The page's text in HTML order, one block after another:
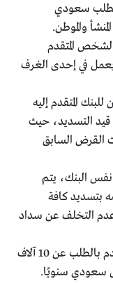
سعودي
والموطن.
المتقدم
في إحدى الغرف
المتقدم إليه
التسديد، حيث
القرض السابق
البنك، يتم
بتسديد كافة
وعدم التخلف عن سداد
ألا يزيد الدخل الشهري للشخص المتقدم بالطلب عن 10 آلاف